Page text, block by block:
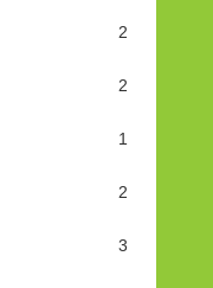
2
2
1
2
3